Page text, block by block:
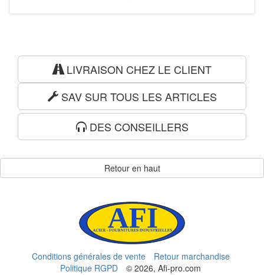
LIVRAISON CHEZ LE CLIENT
SAV SUR TOUS LES ARTICLES
DES CONSEILLERS
Retour en haut
Conditions générales de vente
Retour marchandise
Politique RGPD
© 2026, Afi-pro.com